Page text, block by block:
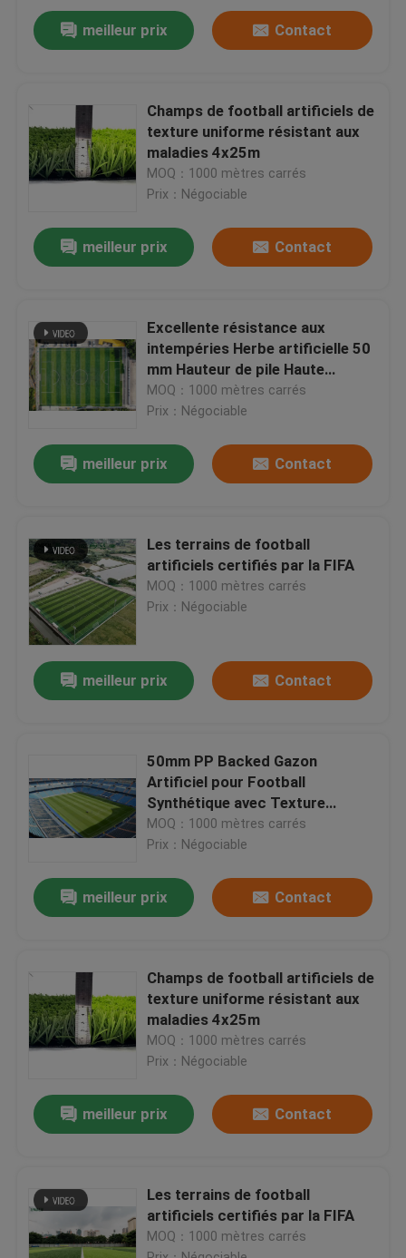
Produits
À propos de nous
Contrôle de qualité
Nouvelles
Cas
Demander un devis
meilleur prix Contact
Champs de football artificiels de
texture uniforme résistant aux
maladies 4x25m
MOQ：1000 mètres carrés
Prix：Négociable
meilleur prix Contact
Excellente résistance aux
intempéries Herbe artificielle 50
mm Hauteur de pile Haute
souplesse
MOQ：1000 mètres carrés
Prix：Négociable
meilleur prix Contact
Les terrains de football
artificiels certifiés par la FIFA
MOQ：1000 mètres carrés
Prix：Négociable
meilleur prix Contact
50mm PP Backed Gazon
Artificiel pour Football
Synthétique avec Texture
Uniforme Durable pour Terrains
de Football
MOQ：1000 mètres carrés
Prix：Négociable
meilleur prix Contact
Champs de football artificiels de
texture uniforme résistant aux
maladies 4x25m
MOQ：1000 mètres carrés
Prix：Négociable
meilleur prix Contact
Les terrains de football
artificiels certifiés par la FIFA
MOQ：1000 mètres carrés